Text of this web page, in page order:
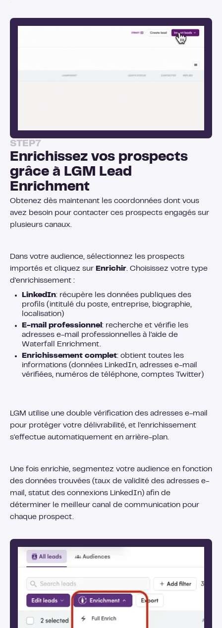
STEP7
Enrichissez vos prospects
grâce à LGM Lead
Enrichment
Obtenez dès maintenant les coordonnées dont vous
avez besoin pour contacter ces prospects engagés sur
plusieurs canaux.
Dans votre audience, sélectionnez les prospects
importés et cliquez sur Enrichir. Choisissez votre type
d'enrichissement :
LinkedIn: récupère les données publiques des
profils (intitulé du poste, entreprise, biographie,
localisation)
E-mail professionnel : recherche et vérifie les
adresses e-mail professionnelles à l'aide de
Waterfall Enrichment.
Enrichissement complet: obtient toutes les
informations (données LinkedIn, adresses e-mail
vérifiées, numéros de téléphone, comptes Twitter)
LGM utilise une double vérification des adresses e-mail
pour protéger votre délivrabilité, et l'enrichissement
s'effectue automatiquement en arrière-plan.
Une fois enrichie, segmentez votre audience en fonction
des données trouvées (taux de validité des adresses e-
mail, statut des connexions LinkedIn) afin de
déterminer le meilleur canal de communication pour
chaque prospect.